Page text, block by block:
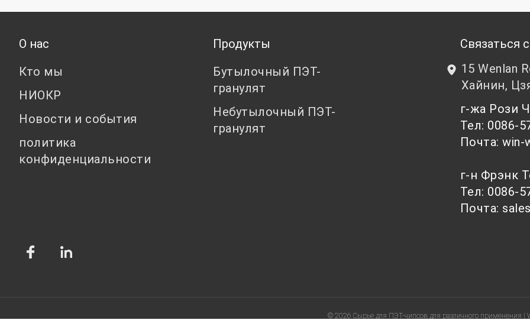
О нас
Кто мы
НИОКР
Новости и события
политика
конфиденциальности
Продукты
Бутылочный ПЭТ-
гранулят
Небутылочный ПЭТ-
гранулят
Связаться
15 Wenlan
Хайнин,
г-жа Рози
Тел: 0086-
Почта: win-
г-н Фрэнк
Тел: 0086-
Почта:
© 2026 Сырье для ПЭТ-чипсов для различного применения |